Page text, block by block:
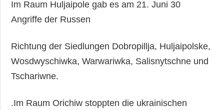
Im Raum Huljaipole gab es am 21. Juni 30
Angriffe der Russen
Richtung der Siedlungen Dobropillja, Huljaipolske,
Wosdwyschiwka, Warwariwka, Salisnytschne und
Tschariwne.
.Im Raum Orichiw stoppten die ukrainischen